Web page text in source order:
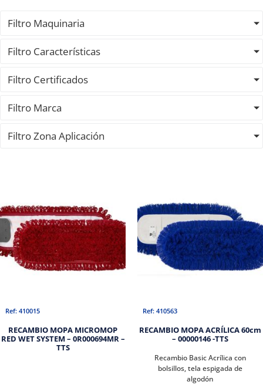
Filtro Maquinaria
Filtro Características
Filtro Certificados
Filtro Marca
Filtro Zona Aplicación
Ref: 410015
RECAMBIO MOPA MICROMOP
RED WET SYSTEM – 0R000694MR –
TTS
Ref: 410563
RECAMBIO MOPA ACRÍLICA 60cm
– 00000146 -TTS
Recambio Basic Acrílica con
bolsillos, tela espigada de
algodón